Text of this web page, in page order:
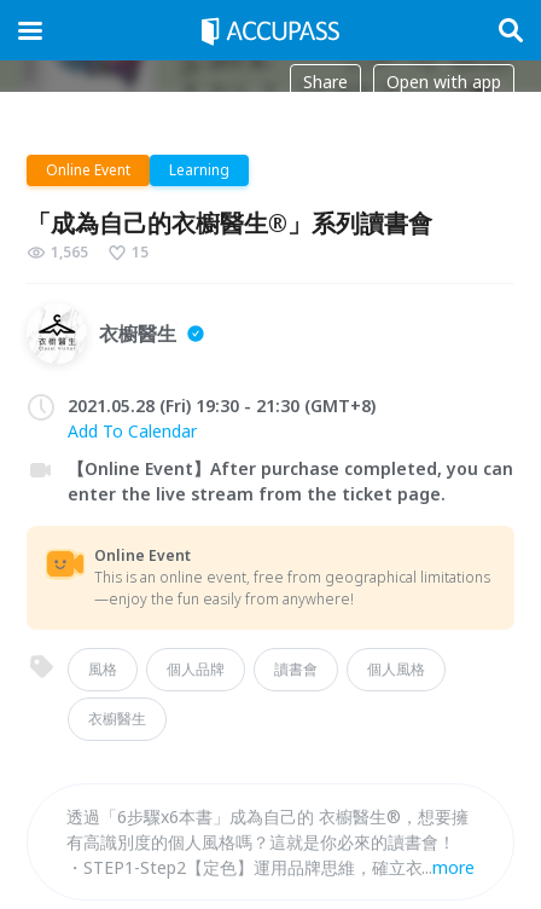
Share Open with app
Online Event Learning
「成為自己的衣櫥醫生®」系列讀書會
1,565 15
衣櫥醫生
2021.05.28 (Fri) 19:30 - 21:30 (GMT+8)
Add To Calendar
【Online Event】After purchase completed, you can
enter the live stream from the ticket page.
Online Event
This is an online event, free from geographical limitations
—enjoy the fun easily from anywhere!
風格 個人品牌 讀書會 個人風格
衣櫥醫生
透過「6步驟x6本書」成為自己的 衣櫥醫生®，想要擁
有高識別度的個人風格嗎？這就是你必來的讀書會！
・STEP1-Step2【定色】運用品牌思維，確立衣櫥裡的
...more